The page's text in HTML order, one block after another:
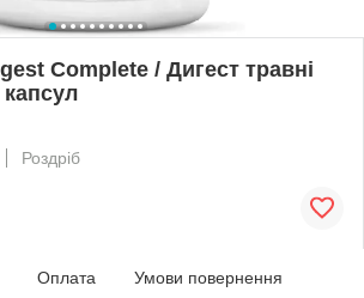
Complete / Дигест травні
Роздріб
Оплата Умови повернення